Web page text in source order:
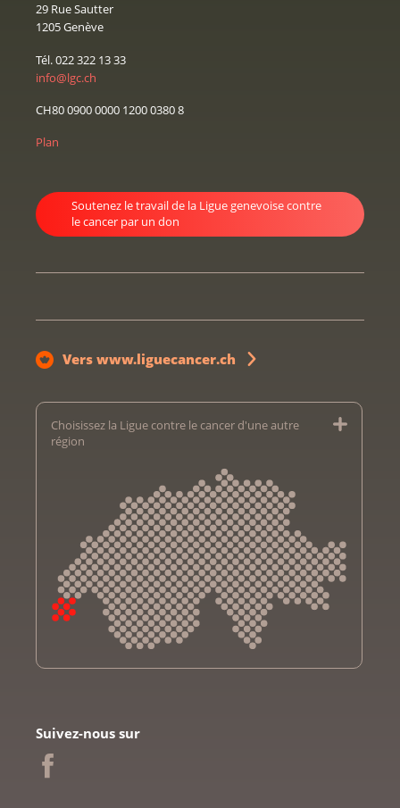
29 Rue Sautter
1205 Genève
Tél. 022 322 13 33
info@lgc.ch
CH80 0900 0000 1200 0380 8
Plan
Soutenez le travail de la Ligue genevoise contre
le cancer par un don
Vers www.liguecancer.ch
Choisissez la Ligue contre le cancer d'une autre
région
Ligue bernoise contre le cancer
Ligue fribourgeoise contre le cancer
Suivez-nous sur